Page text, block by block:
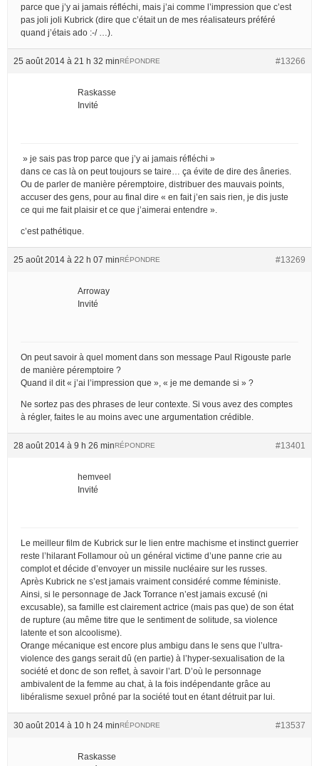
parce que j’y ai jamais réfléchi, mais j’ai comme l’impression que c’est
pas joli joli Kubrick (dire que c’était un de mes réalisateurs préféré
quand j’étais ado :-/ …).
25 août 2014 à 21 h 32 min #13266
RÉPONDRE
Raskasse
Invité
» je sais pas trop parce que j’y ai jamais réfléchi »
dans ce cas là on peut toujours se taire… ça évite de dire des âneries.
Ou de parler de manière péremptoire, distribuer des mauvais points,
accuser des gens, pour au final dire « en fait j’en sais rien, je dis juste
ce qui me fait plaisir et ce que j’aimerai entendre ».
c’est pathétique.
25 août 2014 à 22 h 07 min #13269
RÉPONDRE
Arroway
Invité
On peut savoir à quel moment dans son message Paul Rigouste parle
de manière péremptoire ?
Quand il dit « j’ai l’impression que », « je me demande si » ?
Ne sortez pas des phrases de leur contexte. Si vous avez des comptes
à régler, faites le au moins avec une argumentation crédible.
28 août 2014 à 9 h 26 min #13401
RÉPONDRE
hemveel
Invité
Le meilleur film de Kubrick sur le lien entre machisme et instinct guerrier
reste l’hilarant Follamour où un général victime d’une panne crie au
complot et décide d’envoyer un missile nucléaire sur les russes.
Après Kubrick ne s’est jamais vraiment considéré comme féministe.
Ainsi, si le personnage de Jack Torrance n’est jamais excusé (ni
excusable), sa famille est clairement actrice (mais pas que) de son état
de rupture (au même titre que le sentiment de solitude, sa violence
latente et son alcoolisme).
Orange mécanique est encore plus ambigu dans le sens que l’ultra-
violence des gangs serait dû (en partie) à l’hyper-sexualisation de la
société et donc de son reflet, à savoir l’art. D’où le personnage
ambivalent de la femme au chat, à la fois indépendante grâce au
libéralisme sexuel prôné par la société tout en étant détruit par lui.
30 août 2014 à 10 h 24 min #13537
RÉPONDRE
Raskasse